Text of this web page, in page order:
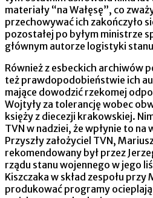
materiały “na Wałęsę”, co
przechowywać ich zakończyło
pozostałej po byłym ministrze
głównym autorze logistyki
Również z esbeckich archiwów
też prawdopodobieństwie ich
mające dowodzić rzekomej
Wojtyły za tolerancję wobec
księży z diecezji krakowskiej.
TVN w nadziei, że wpłynie to
Przyszły założyciel TVN,
rekomendowany był przez
rządu stanu wojennego w jego
Kiszczaka w skład zespołu przy
produkować programy